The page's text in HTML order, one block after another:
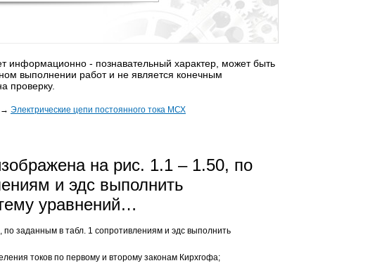
- познавательный характер, может быть
выполнении работ и не является конечным
проверку.
→ Электрические цепи постоянного тока МСХ
на рис. 1.1 – 1.50, по
и эдс выполнить
уравнений…
заданным в табл. 1 сопротивлениям и эдс выполнить
токов по первому и второму законам Кирхгофа;